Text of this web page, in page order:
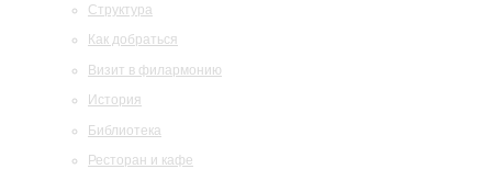
Структура
Как добраться
Визит в филармонию
История
Библиотека
Ресторан и кафе